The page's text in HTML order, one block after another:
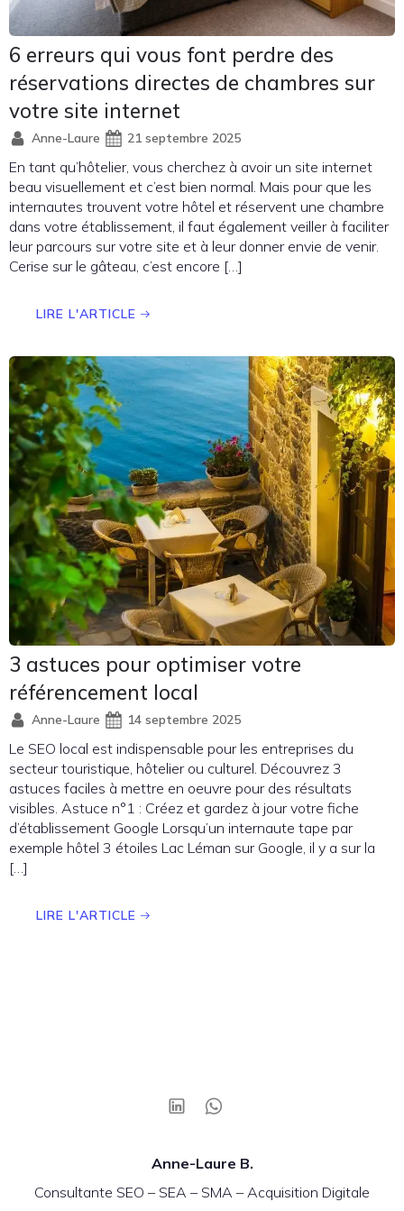
6 erreurs qui vous font perdre des
réservations directes de chambres sur
votre site internet
Anne-Laure 21 septembre 2025
En tant qu’hôtelier, vous cherchez à avoir un site internet
beau visuellement et c’est bien normal. Mais pour que les
internautes trouvent votre hôtel et réservent une chambre
dans votre établissement, il faut également veiller à faciliter
leur parcours sur votre site et à leur donner envie de venir.
Cerise sur le gâteau, c’est encore […]
LIRE L'ARTICLE
3 astuces pour optimiser votre
référencement local
Anne-Laure 14 septembre 2025
Le SEO local est indispensable pour les entreprises du
secteur touristique, hôtelier ou culturel. Découvrez 3
astuces faciles à mettre en oeuvre pour des résultats
visibles. Astuce n°1 : Créez et gardez à jour votre fiche
d’établissement Google Lorsqu’un internaute tape par
exemple hôtel 3 étoiles Lac Léman sur Google, il y a sur la
[…]
LIRE L'ARTICLE
Anne-Laure B.
Consultante SEO – SEA – SMA – Acquisition Digitale